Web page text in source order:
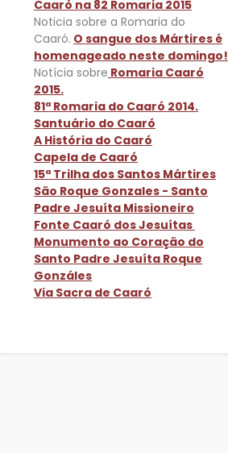
Caaró na 82 Romaria 2015
Noticia sobre a Romaria do
Caaró. O sangue dos Mártires é
homenageado neste domingo!
Notícia sobre Romaria Caaró
2015.
81ª Romaria do Caaró 2014.
Santuário do Caaró
A História do Caaró
Capela de Caaró
15ª Trilha dos Santos Mártires
São Roque Gonzales - Santo
Padre Jesuíta Missioneiro
Fonte Caaró dos Jesuítas
Monumento ao Coração do
Santo Padre Jesuíta Roque
Gonzáles
Via Sacra de Caaró